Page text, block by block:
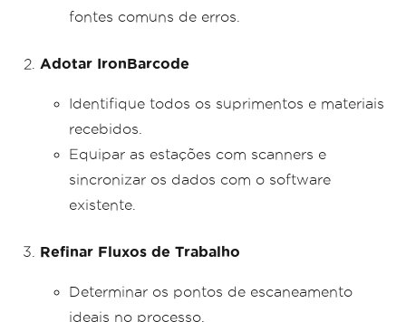
fontes comuns de erros.
Adotar IronBarcode
Identifique todos os suprimentos e materiais
recebidos.
Equipar as estações com scanners e
sincronizar os dados com o software
existente.
Refinar Fluxos de Trabalho
Determinar os pontos de escaneamento
ideais no processo.